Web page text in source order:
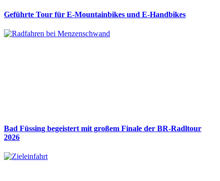
Geführte Tour für E-Mountainbikes und E-Handbikes
Bad Füssing begeistert mit großem Finale der BR-Radltour
2026